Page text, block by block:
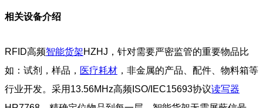
相关设备介绍
RFID高频智能货架HZHJ，针对需要严密监管的重要物品比
如：试剂，样品， 医疗耗材 ，非金属的产品、配件、物料箱等
行业开发。采用13.56MHz高频ISO/IEC15693协议读写器